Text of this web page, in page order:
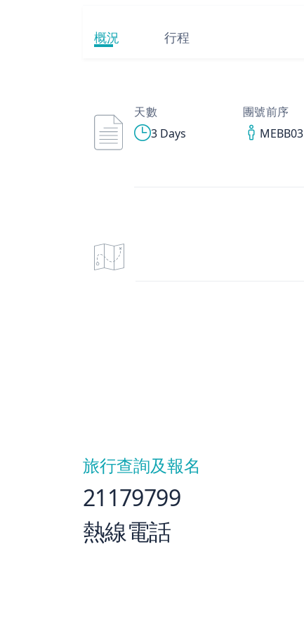
概況 行程
天數
3 Days
團號前序
MEBB03
旅行查詢及報名
21179799
熱線電話